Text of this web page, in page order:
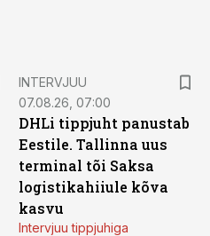
INTERVJUU
07.08.26, 07:00
DHLi tippjuht panustab
Eestile. Tallinna uus
terminal tõi Saksa
logistikahiiule kõva
kasvu
Intervjuu tippjuhiga